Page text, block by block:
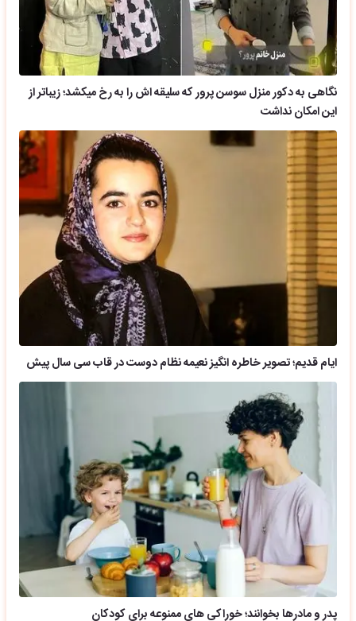
نگاهی به دکور منزل سوسن پرور که سلیقه اش را به رخ میکشد؛ زیباتر از
این امکان نداشت
ایام قدیم؛ تصویر خاطره انگیز نعیمه نظام دوست در قاب سی سال پیش
پدر و مادرها بخوانند؛ خوراکی های ممنوعه برای کودکان